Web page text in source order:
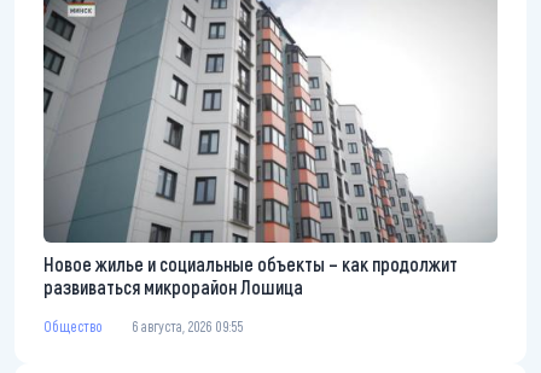
Новое жилье и социальные объекты – как продолжит
развиваться микрорайон Лошица
Общество 6 августа, 2026 09:55